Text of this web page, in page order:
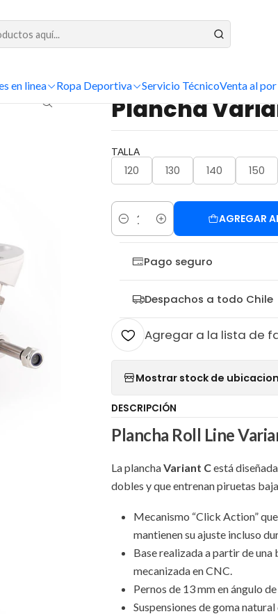
en linea Ropa Deportiva Servicio TécnicoVenta al
Plancha Variant C
|
Plancha
TALLA
120 130 140 150
Cantidad
AGREGAR
Pago seguro
Despachos a todo Chile
Agregar a la lista de
Mostrar stock de
DESCRIPCIÓN
Plancha Roll Line
La planchaVariant Cestá
dobles y que entrenan piruetas
Mecanismo “Click Action”
mantienen su ajuste incluso
Base realizada a partir de
mecanizada en CNC.
Pernos de 13 mm en ángulo
Suspensiones de goma